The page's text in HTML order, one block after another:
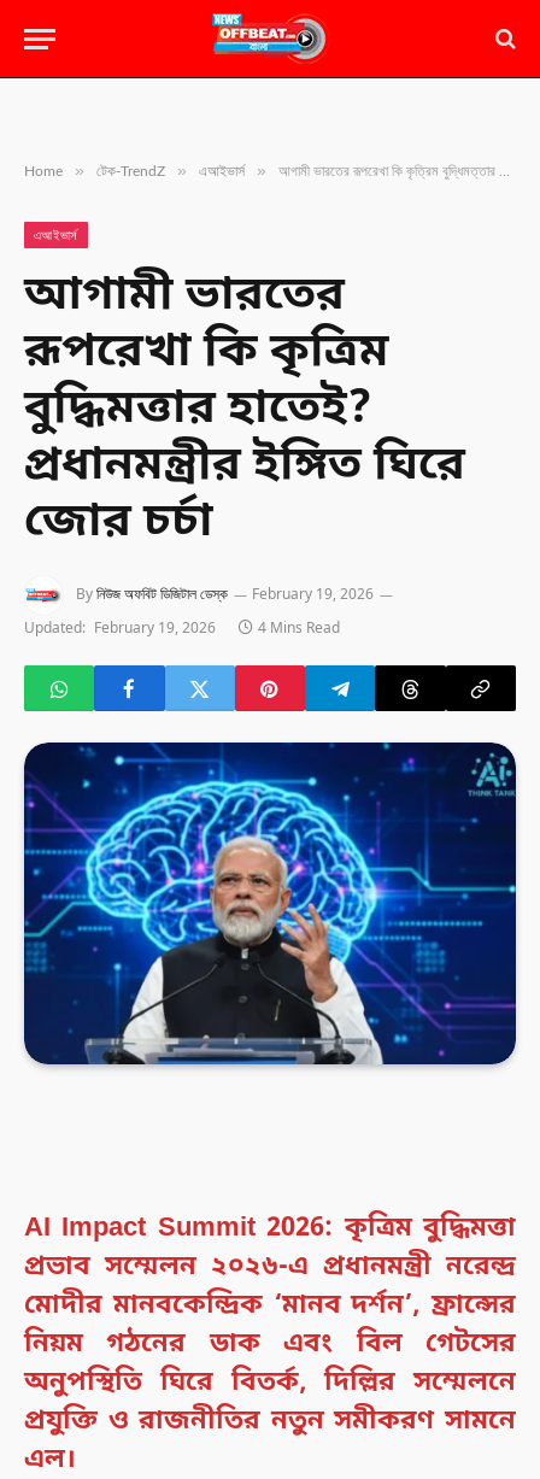
Home » টেক-TrendZ » এআইভার্স » আগামী ভারতের রূপরেখা কি কৃত্রিম বুদ্ধিমত্তার হাতেই? প্রধানমন্ত্রীর ইঙ্গিত ঘিরে জোর চর্চা
এআইভার্স
আগামী ভারতের
রূপরেখা কি কৃত্রিম
বুদ্ধিমত্তার হাতেই?
প্রধানমন্ত্রীর ইঙ্গিত ঘিরে
জোর চর্চা
Byনিউজ অফবিট ডিজিটাল ডেস্ক
February 19, 2026
Updated: February 19, 2026 4 Mins Read
AI Impact Summit 2026:কৃত্রিম বুদ্ধিমত্তা
প্রভাব সম্মেলন ২০২৬-এ প্রধানমন্ত্রী নরেন্দ্র
মোদীর মানবকেন্দ্রিক ‘মানব দর্শন’, ফ্রান্সের
নিয়ম গঠনের ডাক এবং বিল গেটসের
অনুপস্থিতি ঘিরে বিতর্ক,দিল্লির সম্মেলনে
প্রযুক্তি ও রাজনীতির নতুন সমীকরণ সামনে
এল।